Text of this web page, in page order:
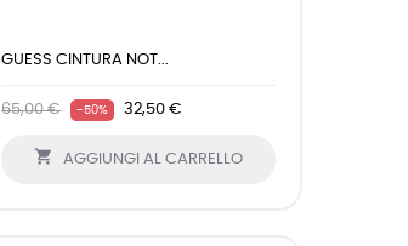
GUESS CINTURA NOT...
65,00 € -50% 32,50 €
 AGGIUNGI AL CARRELLO